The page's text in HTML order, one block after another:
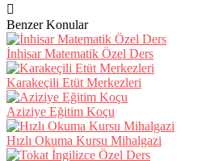
Benzer Konular
İnhisar Matematik Özel Ders
Karakeçili Etüt Merkezleri
Aziziye Eğitim Koçu
Hızlı Okuma Kursu Mihalgazi